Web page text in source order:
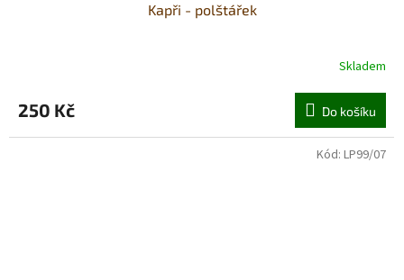
Kapři - polštářek
Skladem
250 Kč Do košíku
Kód: LP99/07